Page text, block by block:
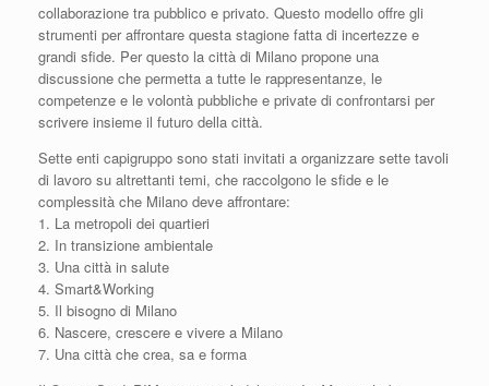
collaborazione tra pubblico e privato. Questo modello offre gli
strumenti per affrontare questa stagione fatta di incertezze e
grandi sfide. Per questo la città di Milano propone una
discussione che permetta a tutte le rappresentanze, le
competenze e le volontà pubbliche e private di confrontarsi per
scrivere insieme il futuro della città.
Sette enti capigruppo sono stati invitati a organizzare sette tavoli
di lavoro su altrettanti temi, che raccolgono le sfide e le
complessità che Milano deve affrontare:
1. La metropoli dei quartieri
2. In transizione ambientale
3. Una città in salute
4. Smart&Working
5. Il bisogno di Milano
6. Nascere, crescere e vivere a Milano
7. Una città che crea, sa e forma